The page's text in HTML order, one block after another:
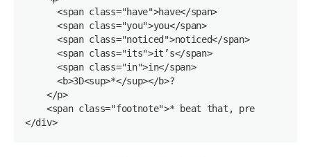
      <span class="have">have</span>
      <span class="you">you</span>
      <span class="noticed">noticed</span>
      <span class="its">it’s</span>
      <span class="in">in</span>
      <b>3D<sup>*</sup></b>?
    </p>
<span class="footnote">* beat that, prezi ;)</
</div>